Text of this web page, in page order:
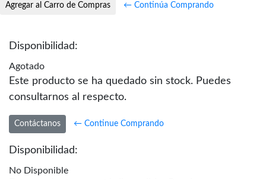
← Continúa Comprando
Disponibilidad:
Agotado
Este producto se ha quedado sin stock. Puedes
consultarnos al respecto.
Contáctanos ← Continue Comprando
Disponibilidad:
No Disponible